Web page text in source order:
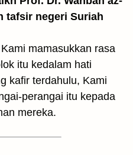
tafsir negeri Suriah
mamasukkan rasa
itu kedalam hati
kafir terdahulu, Kami
perangai itu kepada
mereka.